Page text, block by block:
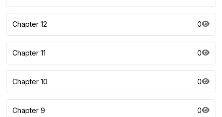
Chapter 12 0
Chapter 11 0
Chapter 10 0
Chapter 9 0